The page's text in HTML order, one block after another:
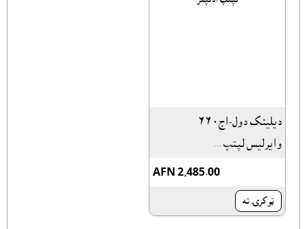
دیلینک دول-اج۶۶۰
وایرلیس لپتپ ...
AFN 2,485.00
ټوکرۍ ته